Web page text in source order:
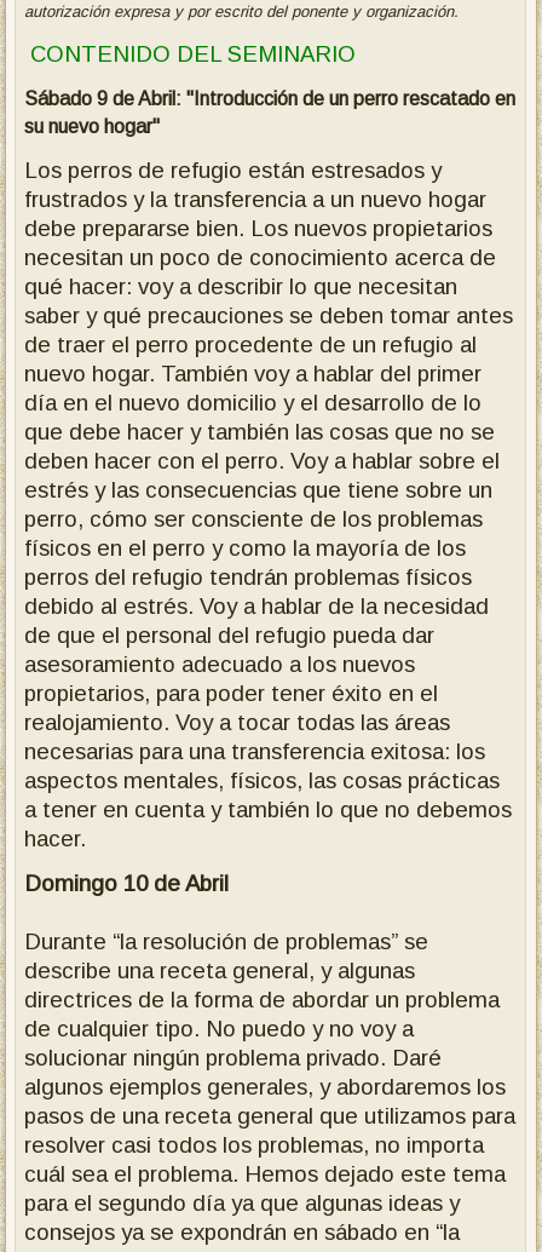
autorización expresa y por escrito del ponente y organización.
CONTENIDO DEL SEMINARIO
Sábado 9 de Abril: "Introducción de un perro rescatado en
su nuevo hogar"
Los perros de refugio están estresados ​​y
frustrados y la transferencia a un nuevo hogar
debe prepararse bien. Los nuevos propietarios
necesitan un poco de conocimiento acerca de
qué hacer: voy a describir lo que necesitan
saber y qué precauciones se deben tomar antes
de traer el perro procedente de un refugio al
nuevo hogar. También voy a hablar del primer
día en el nuevo domicilio y el desarrollo de lo
que debe hacer y también las cosas que no se
deben hacer con el perro.Voy a hablar sobre el
estrés y las consecuencias que tiene sobre un
perro, cómo ser consciente de los problemas
físicos en el perro y como la mayoría de los
perros del refugio tendrán problemas físicos
debido al estrés.Voy a hablar de la necesidad
de que el personal del refugio pueda dar
asesoramiento adecuado a los nuevos
propietarios, para poder tener éxito en el
realojamiento.Voy a tocar todas las áreas
necesarias para una transferencia exitosa: los
aspectos mentales, físicos, las cosas prácticas
a tener en cuenta y también lo que no debemos
hacer.
Domingo 10 de Abril
Durante “la resolución de problemas” se
describe una receta general, y algunas
directrices de la forma de abordar un problema
de cualquier tipo. No puedo y no voy a
solucionar ningún problema privado. Daré
algunos ejemplos generales, y abordaremos los
pasos de una receta general que utilizamos para
resolver casi todos los problemas, no importa
cuál sea el problema. Hemos dejado este tema
para el segundo día ya que algunas ideas y
consejos ya se expondrán en sábado en “la